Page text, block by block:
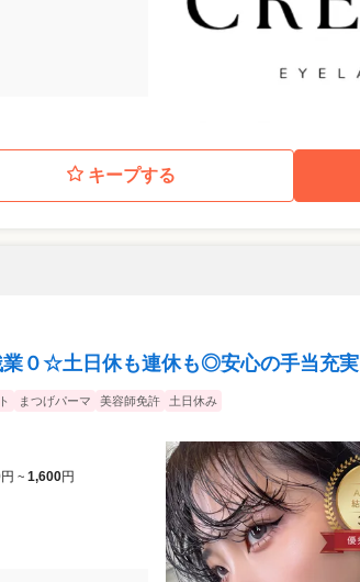
キープする
業０☆土日休も連休も◎安心の手当充実
まつげパーマ 美容師免許 土日休み
円 ~ 1,600円